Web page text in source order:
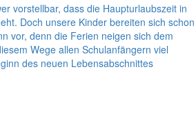
vorstellbar, dass die Haupturlaubszeit in
Doch unsere Kinder bereiten sich schon
vor, denn die Ferien neigen sich dem
Wege allen Schulanfängern viel
des neuen Lebensabschnittes